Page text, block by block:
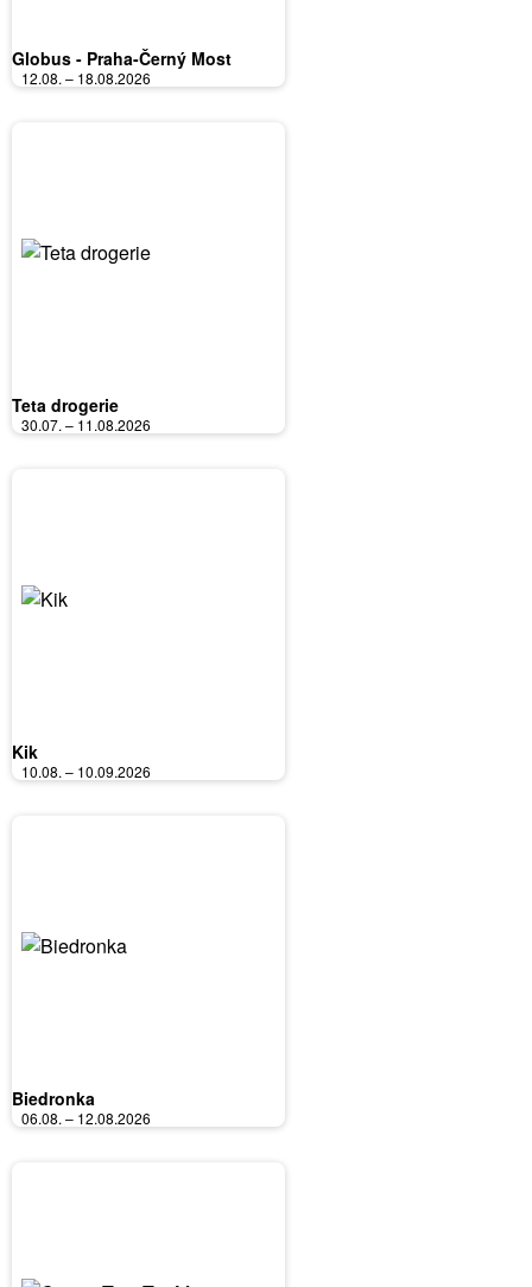
Globus - Praha-Černý Most
12.08. – 18.08.2026
Teta drogerie
30.07. – 11.08.2026
Kik
10.08. – 10.09.2026
Biedronka
06.08. – 12.08.2026